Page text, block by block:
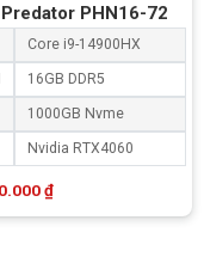
PHN16-72
Core i9-14900HX
16GB DDR5
1000GB Nvme
Nvidia RTX4060
₫